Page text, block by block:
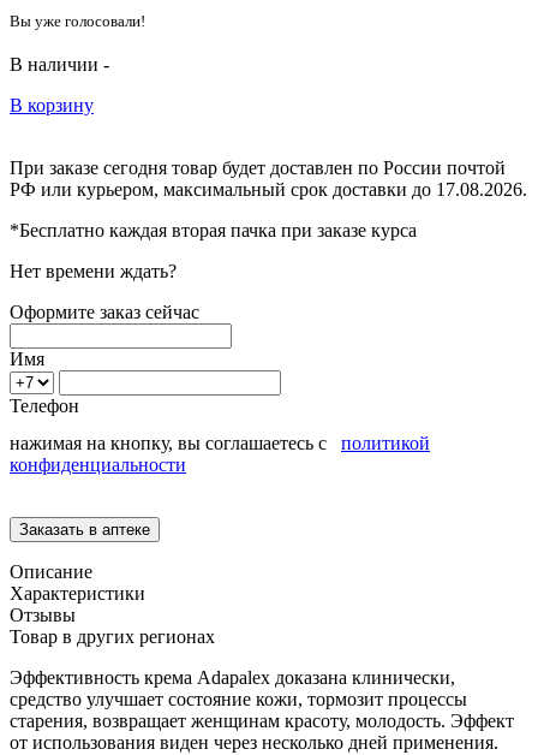
Вы уже голосовали!
В наличии -
В корзину
При заказе сегодня товар будет доставлен по России почтой
РФ или курьером, максимальный срок доставки до 17.08.2026.
*Бесплатно каждая вторая пачка при заказе курса
Нет времени ждать?
Оформите заказ сейчас
Имя
Телефон
нажимая на кнопку, вы соглашаетесь с политикой
конфиденциальности
Описание
Характеристики
Отзывы
Товар в других регионах
Эффективность крема Adapalex доказана клинически,
средство улучшает состояние кожи, тормозит процессы
старения, возвращает женщинам красоту, молодость. Эффект
от использования виден через несколько дней применения.